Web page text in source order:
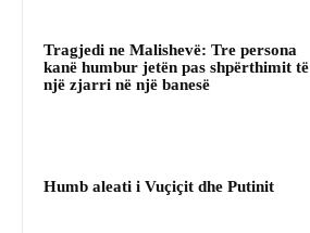
Tragjedi ne Malishevë: Tre persona
kanë humbur jetën pas shpërthimit të
një zjarri në një banesë
Humb aleati i Vuçiçit dhe Putinit